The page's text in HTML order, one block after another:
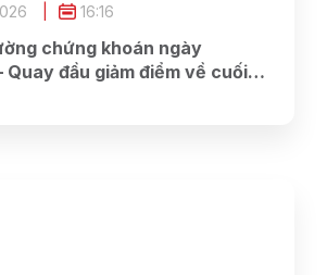
chứng khoán ngày
đầu giảm điểm về cuối
16:16